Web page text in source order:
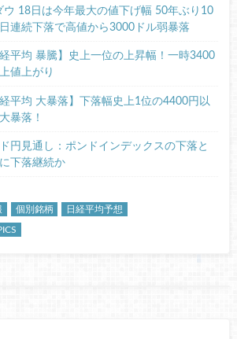
ウ 18日は今年最大の値下げ幅 50年ぶり10
連続下落で高値から3000ドル弱暴落
経平均 暴騰】史上一位の上昇幅！一時3400
値上がり
経平均 大暴落】下落幅史上1位の4400円以
暴落！
円見通し：ポンドインデックスの下落と
下落継続か
個別銘柄 日経平均予想